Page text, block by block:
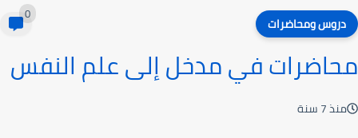
دروس ومحاضرات 0
محاضرات في مدخل إلى علم النفس
منذ 7 سنة